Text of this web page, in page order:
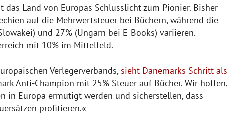
das Land von Europas Schlusslicht zum Pionier. Bisher
auf die Mehrwertsteuer bei Büchern, während die
und 27% (Ungarn bei E-Books) variieren.
mit 10% im Mittelfeld.
Verlegerverbands,sieht Dänemarks Schritt als
Anti-Champion mit 25% Steuer auf Bücher. Wir hoffen,
in Europa ermutigt werden und sicherstellen, dass
profitieren.«